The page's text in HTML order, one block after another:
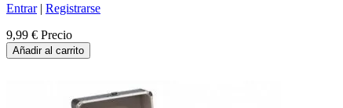
Entrar| Registrarse
9,99 € Precio
Añadir al carrito